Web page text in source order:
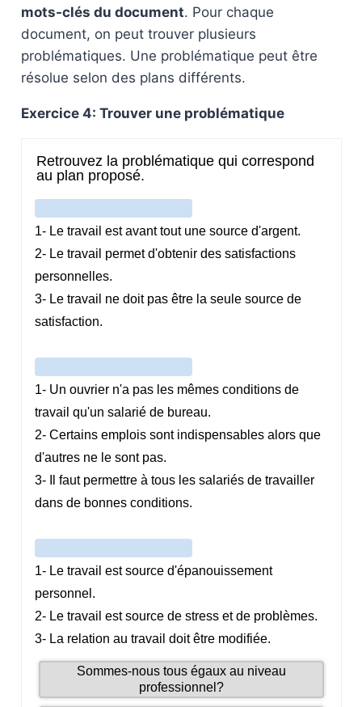
mots-clés du document. Pour chaque
document, on peut trouver plusieurs
problématiques. Une problématique peut être
résolue selon des plans différents.
Exercice 4: Trouver une problématique